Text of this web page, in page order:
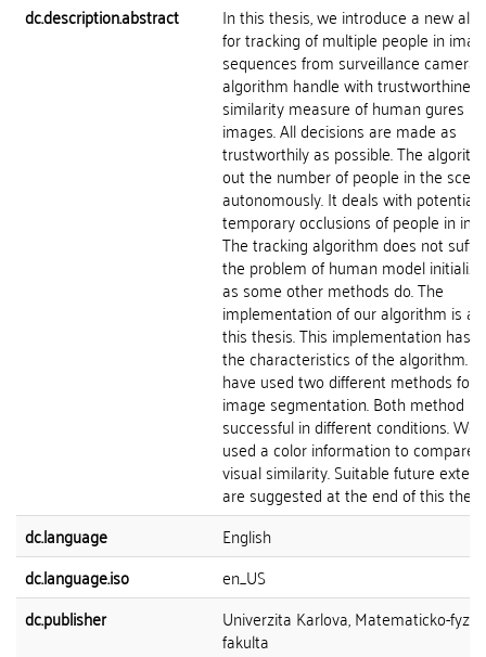
dc.description.abstract
In this thesis, we introduce a new
for tracking of multiple people in
sequences from surveillance
algorithm handle with
similarity measure of human gures in
images. All decisions are made as
trustworthily as possible. The
out the number of people in the
autonomously. It deals with potential
temporary occlusions of people in
The tracking algorithm does not
the problem of human model
as some other methods do. The
implementation of our algorithm is a
this thesis. This implementation has
the characteristics of the algorithm.
have used two different methods for
image segmentation. Both method
successful in different conditions. We
used a color information to compare
visual similarity. Suitable future
are suggested at the end of this
dc.language
English
dc.language.iso
en_US
dc.publisher
Univerzita Karlova, Matematicko-
fakulta